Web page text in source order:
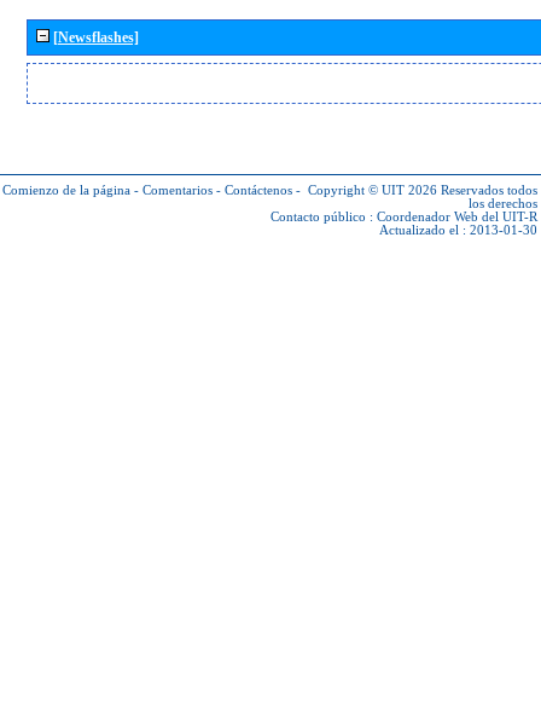
[Newsflashes]
Comienzo de la página - Comentarios - Contáctenos - Copyright © UIT 2026 Reservados todos
los derechos
Contacto público : Coordenador Web del UIT-R
Actualizado el : 2013-01-30